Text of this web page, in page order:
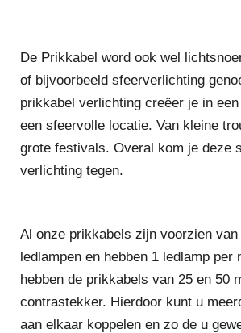
De Prikkabel word ook wel
of bijvoorbeeld sfeerverlichting
prikkabel verlichting creëer je in
een sfeervolle locatie. Van kleine
grote festivals. Overal kom je deze
verlichting tegen.
Al onze prikkabels zijn voorzien van
ledlampen en hebben 1 ledlamp per
hebben de prikkabels van 25 en 50
contrastekker. Hierdoor kunt u
aan elkaar koppelen en zo de u